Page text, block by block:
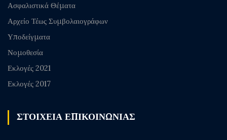
Ασφαλιστικά Θέματα
Αρχείο Τέως Συμβολαιογράφων
Υποδείγματα
Νομοθεσία
Εκλογές 2021
Εκλογές 2017
ΣΤΟΙΧΕΙΑ ΕΠΙΚΟΙΝΩΝΙΑΣ